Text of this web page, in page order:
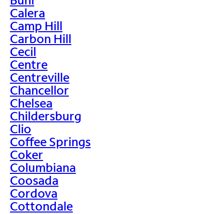
Calera
Camp Hill
Carbon Hill
Cecil
Centre
Centreville
Chancellor
Chelsea
Childersburg
Clio
Coffee Springs
Coker
Columbiana
Coosada
Cordova
Cottondale